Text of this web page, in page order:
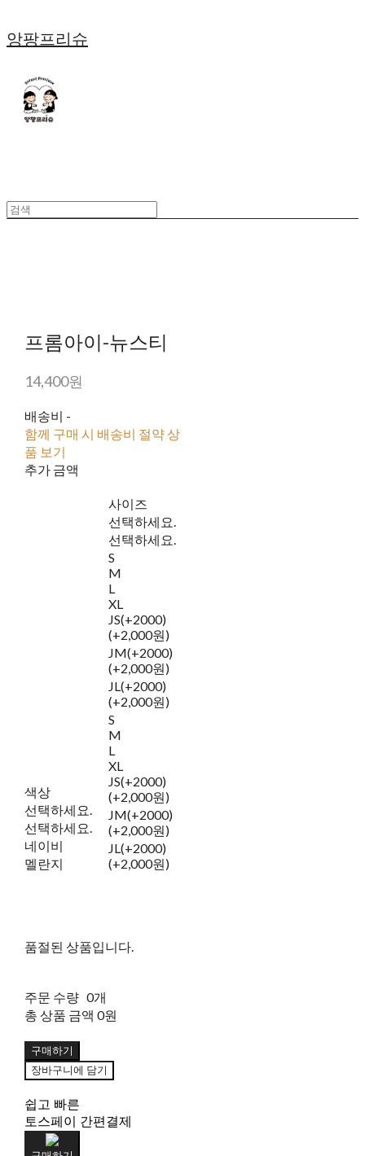
앙팡프리슈
프롬아이-뉴스티
14,400원
배송비 -
함께 구매 시 배송비 절약 상
품 보기
추가 금액
색상
선택하세요.
선택하세요.
네이비
멜란지
사이즈
선택하세요.
선택하세요.
S
M
L
XL
JS(+2000)
(+2,000원)
JM(+2000)
(+2,000원)
JL(+2000)
(+2,000원)
S
M
L
XL
JS(+2000)
(+2,000원)
JM(+2000)
(+2,000원)
JL(+2000)
(+2,000원)
품절된 상품입니다.
주문 수량 0개
총 상품 금액 0원
구매하기
장바구니에 담기
쉽고 빠른
토스페이 간편결제